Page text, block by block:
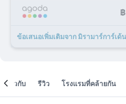
ข้อเสนอเพิ่มเติมจาก มิรามาร์การ์เด้
เกี่ยวกับ รีวิว โรงแรมที่คล้ายกัน